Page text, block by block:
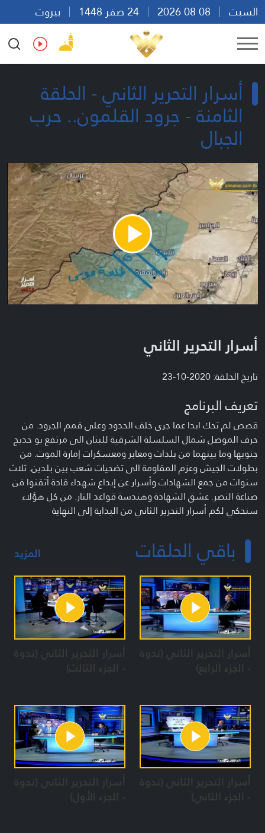
السبت
بيروت
19:03
Ar En Fr Es
أسرار التحرير الثاني - الحلقة
الثامنة - جرود القلمون.. حرب
الجبال
Play
Video
أسرار التحرير الثاني
تاريخ الحلقة: 2020-10-23
تعريف البرنامج
قصص لم تحك ابدا عما جرى خلف الحدود وعلى قمم الجرود. من
حرف الموصل شمال السلسلة الشرقية للبنان الى مرتفع بو حديج
جنوبها وما بينهما من بلدات ومعابر ومعسكرات إمارة الموت. من
بطولات الجيش وعزم المقاومة الى تضحيات شعب بين بلدين. ثلاث
سنوات من جمع الشهادات وأسرار عن إبداع شهداء قادة أتقنوا فن
صناعة النصر. عشق الشهادة وهندسة قواعد النار. من كل هؤلاء
سنحكي لكم أسرار التحرير الثاني من البداية إلى النهاية
باقي الحلقات المزيد
أسرار التحرير الثاني (ندوة
- الجزء الرابع)
أسرار التحرير الثاني (ندوة
- الجزء الثالث)
أسرار التحرير الثاني (ندوة
- الجزء الثاني)
أسرار التحرير الثاني (ندوة
- الجزء الأول)